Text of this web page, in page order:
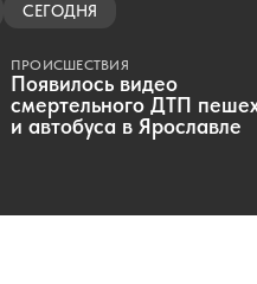
СЕГОДНЯ
ПРОИСШЕСТВИЯ
Появилось видео
смертельного ДТП
и автобуса в Ярославле